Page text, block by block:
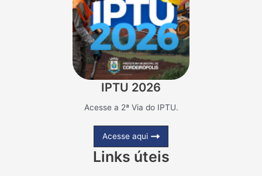
IPTU 2026
Acesse a 2ª Via do IPTU.
Acesse aqui
Links úteis